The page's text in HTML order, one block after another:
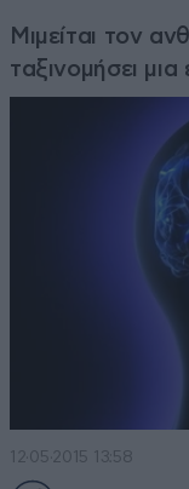
Μιμείται τον
ταξινομήσει μια
12·05·2015 13:58